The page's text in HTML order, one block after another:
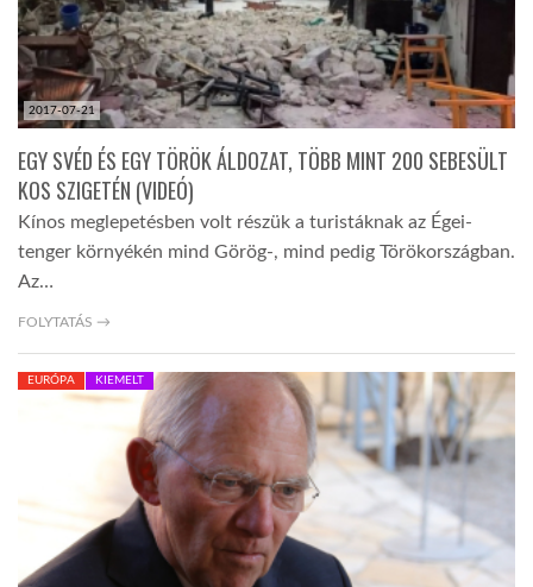
GLOBOTV
AFRIKA TUDÁSTÁR
A NAP SZÉPE
LINKTR.EE
GLOBOZSARU
DOBRAVERO.HU
GLOBOBOOK
2017-07-21
EGY SVÉD ÉS EGY TÖRÖK ÁLDOZAT, TÖBB MINT 200 SEBESÜLT
KOS SZIGETÉN (VIDEÓ)
Kínos meglepetésben volt részük a turistáknak az Égei-
tenger környékén mind Görög-, mind pedig Törökországban.
Az…
FOLYTATÁS →
EURÓPA KIEMELT